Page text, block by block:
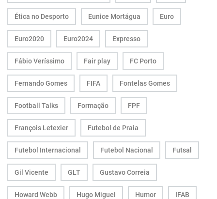
Ética no Desporto Eunice Mortágua Euro
Euro2020 Euro2024 Expresso
Fábio Veríssimo Fair play FC Porto
Fernando Gomes FIFA Fontelas Gomes
Football Talks Formação FPF
François Letexier Futebol de Praia
Futebol Internacional Futebol Nacional Futsal
Gil Vicente GLT Gustavo Correia
Howard Webb Hugo Miguel Humor IFAB